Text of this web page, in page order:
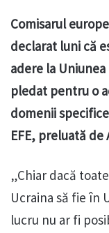
Comisarul
declarat luni că
adere la Uniunea
pledat pentru o
domenii
EFE, preluată de
„Chiar dacă
Ucraina să fie în
lucru nu ar fi